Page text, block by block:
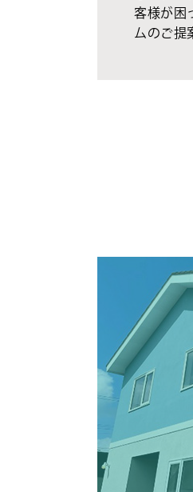
客様が困
ムのご提